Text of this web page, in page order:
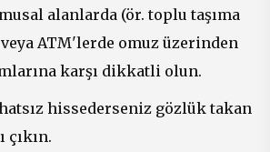
alanlarda (ör. toplu taşıma
ATM'lerde omuz üzerinden
karşı dikkatli olun.
hissederseniz gözlük takan